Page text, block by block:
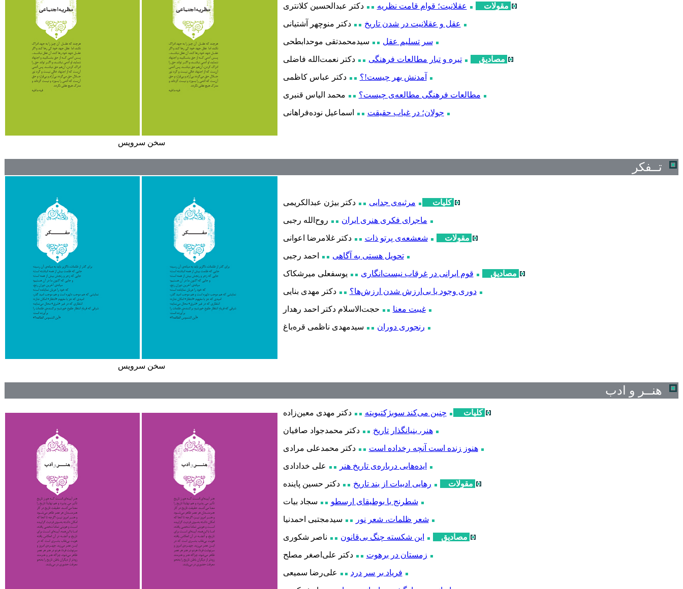
مقولات عقلانیت؛ قوام قامت نظریه دکتر عبدالحسین کلانتری
عقل و عقلانیت در شدن تاریخ دکتر منوچهر آشتیانی
سر تسلیم عقل سیدمحمدتقی موحدابطحی
مصادیق تیره و تبار مطالعات فرهنگی دکتر نعمت‌الله فاضلی
آمدنش بهر چیست!؟ دکتر عباس کاظمی
مطالعات فرهنگی مطالعه‌ی چیست؟ محمد الیاس قنبری
جولان؛ در غیاب حقیقت اسماعیل نوده‌فراهانی
سخن سرويس
تــفکر
کلیات مرثیه‌ی جدایی دکتر بیژن عبدالکریمی
ماجرای فکری هنری ایران روح‌الله رجبی
مقولات شعشعه‌ی پرتو ذات دکتر غلامرضا اعوانی
تحویل هستی به آگاهی احمد رجبی
مصادیق قوم ایرانی در غرقاب نیست‌انگاری یوسفعلی میرشکاک
دوری وجود یا بی‌ارزش شدن ارزش‌ها؟ دکتر مهدی بنایی
غیبت معنا حجت الاسلام دکتر احمد رهدار
رنجوری دوران سیدمهدی ناظمی قره‌باغ
سخن سرويس
هنــر و ادب
کلیات چنین می‌کند سوبژکتیویته دکتر مهدی معینزاده
هنر، بنیانگذار تاریخ دکتر محمدجواد صافیان
هنوز زنده است آنچه رخداده است دکتر محمدعلی مرادی
ایده‌هایی درباره‌ی تاریخ هنر علی خدادادی
مقولات رهایی ادبیات از بند تاریخ دکتر حسین پاینده
شطرنج با بوطیقای ارسطو سجاد بیات
شعر ظلمات، شعر نور سیدمجتبی احمدنیا
مصادیق این شکسته چنگ بی‌قانون ناصر شکوری
زمستان در برهوت دکتر علی اصغر مصلح
فریاد بر سر درد علیرضا سمیعی